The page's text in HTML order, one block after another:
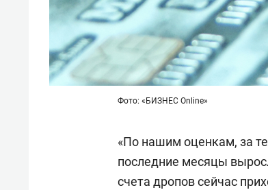
Фото: «БИЗНЕС Online»
«По нашим оценкам, за
последние месяцы
счета дропов сейчас